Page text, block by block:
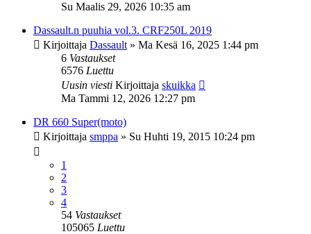
Su Maalis 29, 2026 10:35 am
Dassault.n puuhia vol.3. CRF250L 2019
Kirjoittaja Dassault » Ma Kesä 16, 2025 1:44 pm
6 Vastaukset
6576 Luettu
Uusin viesti Kirjoittaja skuikka
Ma Tammi 12, 2026 12:27 pm
DR 660 Super(moto)
Kirjoittaja smppa » Su Huhti 19, 2015 10:24 pm
1
2
3
4
54 Vastaukset
105065 Luettu